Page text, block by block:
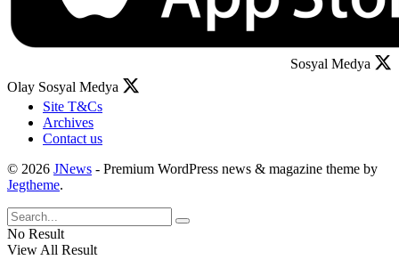
Sosyal Medya
Olay Sosyal Medya
Site T&Cs
Archives
Contact us
© 2026 JNews - Premium WordPress news & magazine theme by
Jegtheme.
No Result
View All Result